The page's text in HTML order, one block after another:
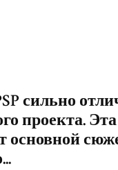
сильно
проекта.
основной